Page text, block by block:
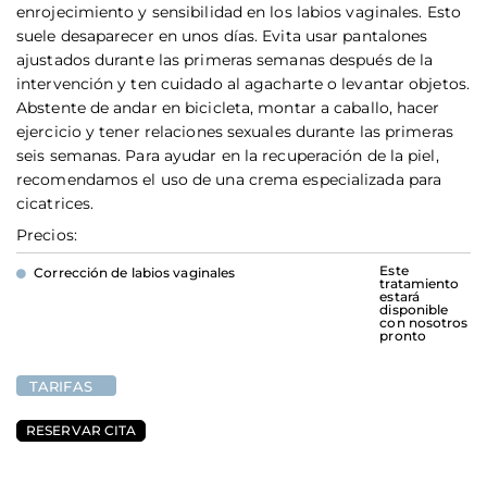
enrojecimiento y sensibilidad en los labios vaginales. Esto
suele desaparecer en unos días. Evita usar pantalones
ajustados durante las primeras semanas después de la
intervención y ten cuidado al agacharte o levantar objetos.
Abstente de andar en bicicleta, montar a caballo, hacer
ejercicio y tener relaciones sexuales durante las primeras
seis semanas. Para ayudar en la recuperación de la piel,
recomendamos el uso de una crema especializada para
cicatrices.
Precios:
Corrección de labios vaginales
Este
tratamiento
estará
disponible
con nosotros
pronto
TARIFAS
RESERVAR CITA